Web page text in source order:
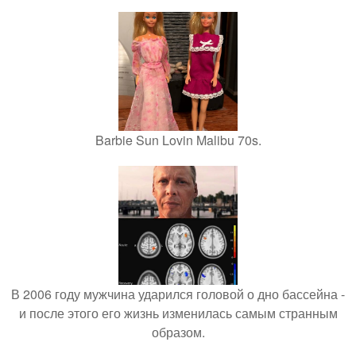
Barbie Sun Lovin Malibu 70s.
В 2006 году мужчина ударился головой о дно бассейна -
и после этого его жизнь изменилась самым странным
образом.